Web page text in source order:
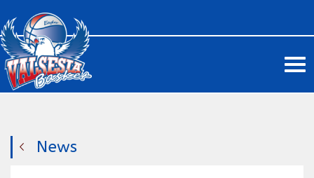
News